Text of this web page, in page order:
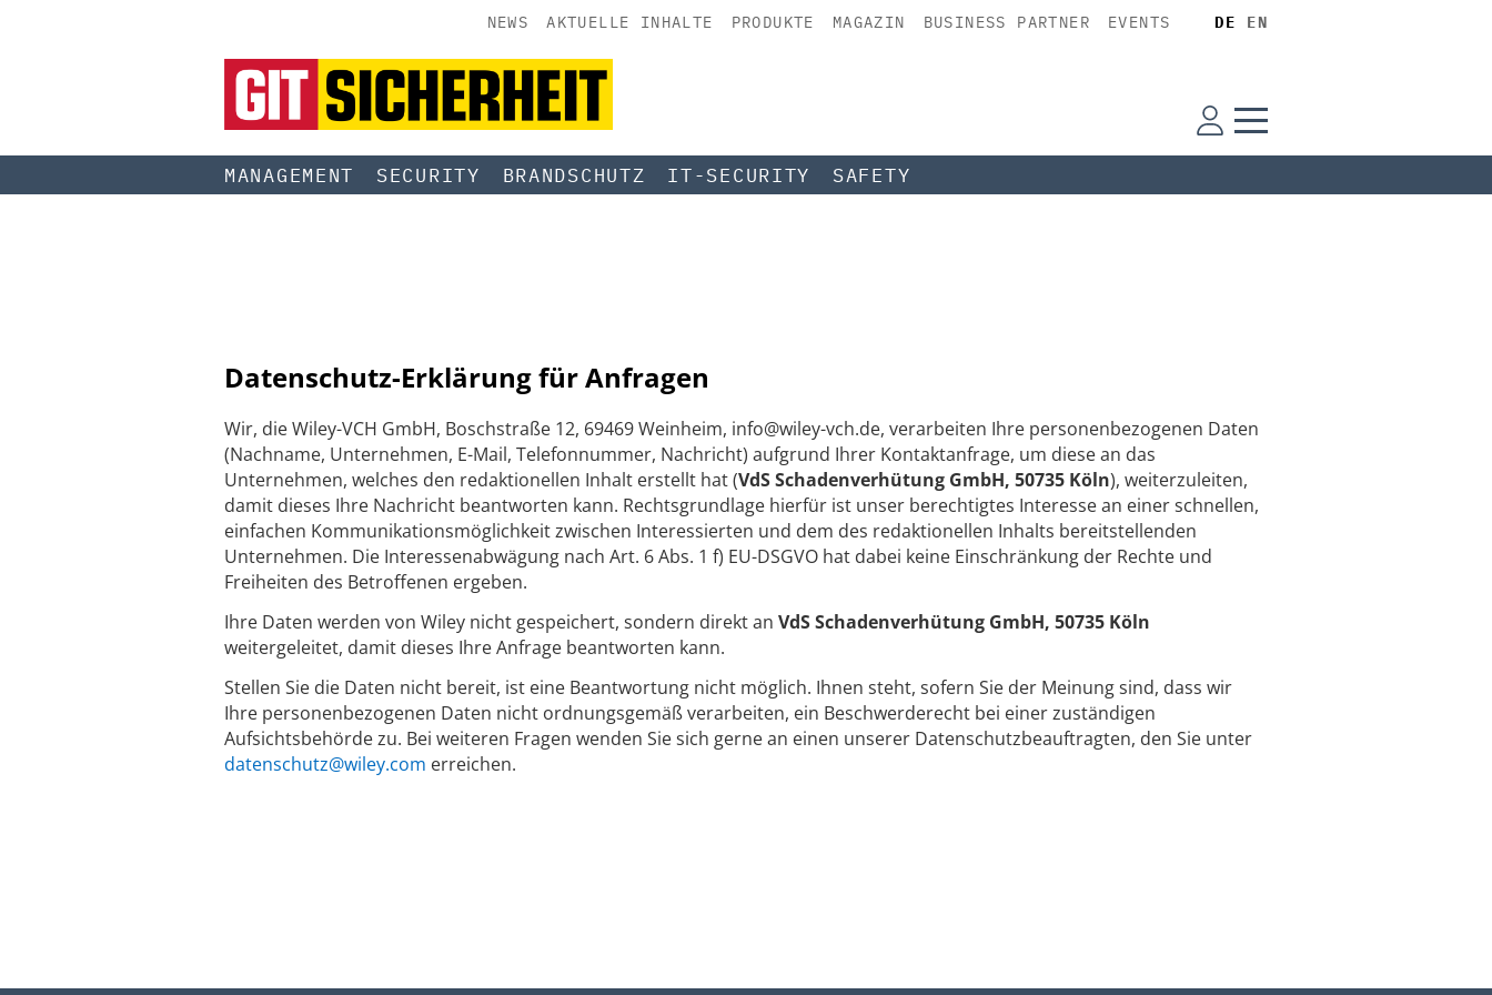
NEWS AKTUELLE INHALTE PRODUKTE MAGAZIN BUSINESS PARTNER EVENTS DE EN
MANAGEMENT SECURITY BRANDSCHUTZ IT-SECURITY SAFETY
Datenschutz-Erklärung für Anfragen
Wir, die Wiley-VCH GmbH, Boschstraße 12, 69469 Weinheim, info@wiley-vch.de, verarbeiten Ihre personenbezogenen Daten
(Nachname, Unternehmen, E-Mail, Telefonnummer, Nachricht) aufgrund Ihrer Kontaktanfrage, um diese an das
Unternehmen, welches den redaktionellen Inhalt erstellt hat (VdS Schadenverhütung GmbH, 50735 Köln), weiterzuleiten,
damit dieses Ihre Nachricht beantworten kann. Rechtsgrundlage hierfür ist unser berechtigtes Interesse an einer schnellen,
einfachen Kommunikationsmöglichkeit zwischen Interessierten und dem des redaktionellen Inhalts bereitstellenden
Unternehmen. Die Interessenabwägung nach Art. 6 Abs. 1 f) EU-DSGVO hat dabei keine Einschränkung der Rechte und
Freiheiten des Betroffenen ergeben.
Ihre Daten werden von Wiley nicht gespeichert, sondern direkt an VdS Schadenverhütung GmbH, 50735 Köln
weitergeleitet, damit dieses Ihre Anfrage beantworten kann.
Stellen Sie die Daten nicht bereit, ist eine Beantwortung nicht möglich. Ihnen steht, sofern Sie der Meinung sind, dass wir
Ihre personenbezogenen Daten nicht ordnungsgemäß verarbeiten, ein Beschwerderecht bei einer zuständigen
Aufsichtsbehörde zu. Bei weiteren Fragen wenden Sie sich gerne an einen unserer Datenschutzbeauftragten, den Sie unter
datenschutz@wiley.com erreichen.